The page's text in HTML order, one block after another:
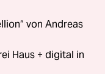
von Andreas
Haus + digital in